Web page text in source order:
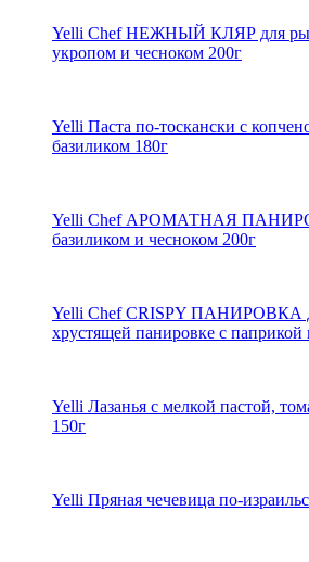
Yelli Chef НЕЖНЫЙ КЛЯР для
укропом и чесноком 200г
Yelli Паста по-тоскански с
базиликом 180г
Yelli Chef АРОМАТНАЯ
базиликом и чесноком 200г
Yelli Chef CRISPY ПАНИРОВКА
хрустящей панировке с паприкой
Yelli Лазанья с мелкой пастой,
150г
Yelli Пряная чечевица по-